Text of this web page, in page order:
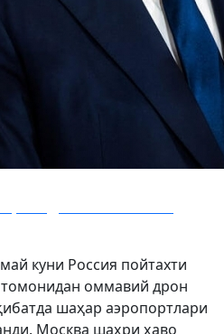
куни Россия пойтахти
оммавий дрон
шаҳар аэропортлари
Москва шаҳри ҳаво